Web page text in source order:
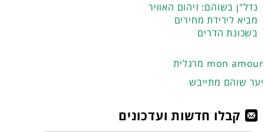
נדל"ן בשוהם: זיהום האוויר
מביא לירידת מחירים
בשכונת הדרים
מרגלית mon amour
יער שוהם מתייבש
קבלו חדשות ועדכונים